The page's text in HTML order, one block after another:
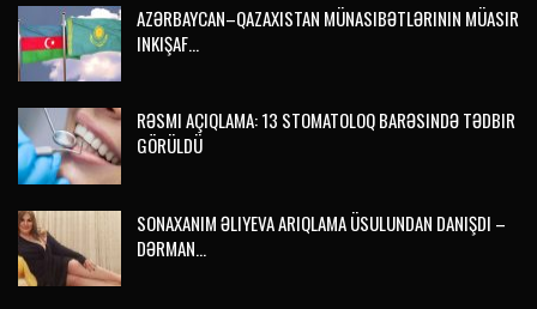
AZƏRBAYCAN–QAZAXISTAN MÜNASIBƏTLƏRININ MÜASIR
INKIŞAF…
RƏSMI AÇIQLAMA: 13 STOMATOLOQ BARƏSINDƏ TƏDBIR
GÖRÜLDÜ
SONAXANIM ƏLIYEVA ARIQLAMA ÜSULUNDAN DANIŞDI –
DƏRMAN…